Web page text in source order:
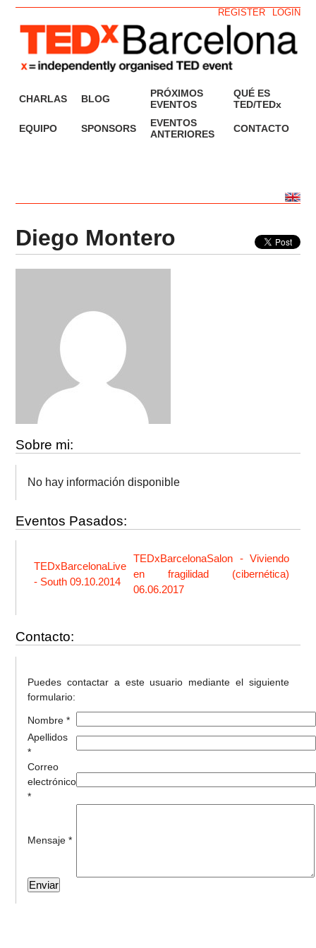
LOGIN
REGISTER
CHARLAS BLOG
PRÓXIMOS
EVENTOS
QUÉ ES
TED/TEDx
EQUIPO SPONSORS
EVENTOS
ANTERIORES
CONTACTO
Diego Montero
Sobre mi:
No hay información disponible
Eventos Pasados:
TEDxBarcelonaLive
- South 09.10.2014
TEDxBarcelonaSalon - Viviendo
en fragilidad (cibernética)
06.06.2017
Contacto:
Puedes contactar a este usuario mediante el siguiente
formulario:
Nombre *
Apellidos
*
Correo
electrónico
*
Mensaje *